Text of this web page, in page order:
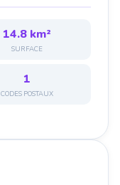
14.8 km²
SURFACE
1
CODES POSTAUX